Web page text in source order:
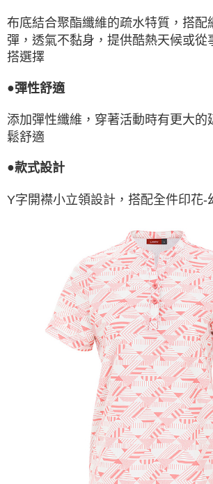
布底結合聚酯纖維的疏水特質，搭配
彈，透氣不黏身，提供酷熱天候或從
搭選擇
●彈性舒適
添加彈性纖維，穿著活動時有更大的
鬆舒適
●款式設計
Y字開襟小立領設計，搭配全件印花-